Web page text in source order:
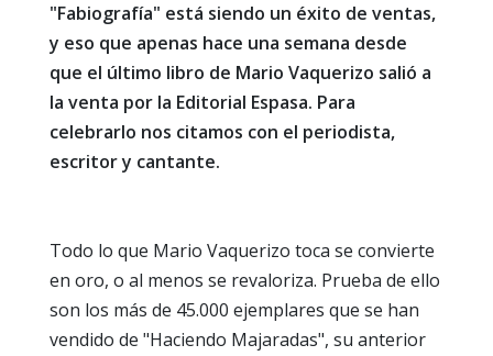
"Fabiografía" está siendo un éxito de ventas,
y eso que apenas hace una semana desde
que el último libro de Mario Vaquerizo salió a
la venta por la Editorial Espasa. Para
celebrarlo nos citamos con el periodista,
escritor y cantante.
Todo lo que Mario Vaquerizo toca se convierte
en oro, o al menos se revaloriza. Prueba de ello
son los más de 45.000 ejemplares que se han
vendido de "Haciendo Majaradas", su anterior